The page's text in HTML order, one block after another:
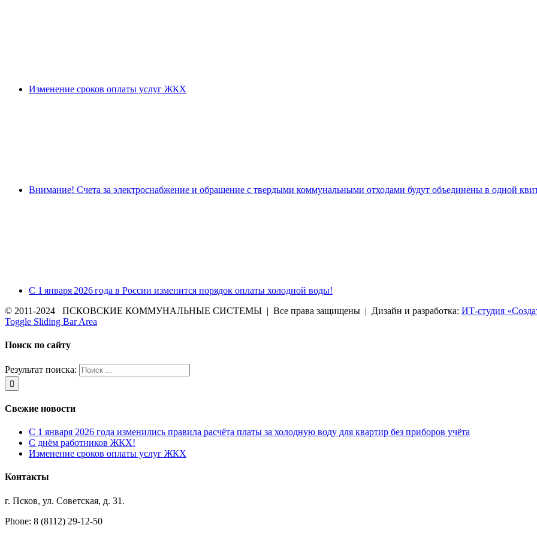
Изменение сроков оплаты услуг ЖКХ
Внимание! Счета за электроснабжение и обращение с твердыми коммунальными отходами будут объединены в одной
С 1 января 2026 года в России изменится порядок оплаты холодной воды!
© 2011-2024 ПСКОВСКИЕ КОММУНАЛЬНЫЕ СИСТЕМЫ | Все права защищены | Дизайн и разработка: ИТ-студия
Toggle Sliding Bar Area
Поиск по сайту
Результат поиска:
Свежие новости
С 1 января 2026 года изменились правила расчёта платы за холодную воду для квартир без приборов учёта
С днём работников ЖКХ!
Изменение сроков оплаты услуг ЖКХ
Контакты
г. Псков, ул. Советская, д. 31.
Phone: 8 (8112) 29-12-50